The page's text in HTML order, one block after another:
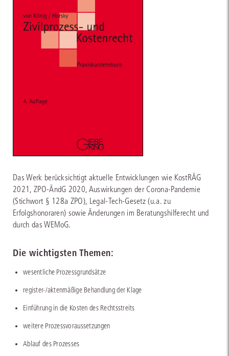
Das Werk berücksichtigt aktuelle Entwicklungen wie KostRÄG
2021, ZPO-ÄndG 2020, Auswirkungen der Corona-Pandemie
(Stichwort § 128a ZPO), Legal-Tech-Gesetz (u.a. zu
Erfolgshonoraren) sowie Änderungen im Beratungshilferecht und
durch das WEMoG.
Die wichtigsten Themen:
wesentliche Prozessgrundsätze
register-/aktenmäßige Behandlung der Klage
Einführung in die Kosten des Rechtsstreits
weitere Prozessvoraussetzungen
Ablauf des Prozesses